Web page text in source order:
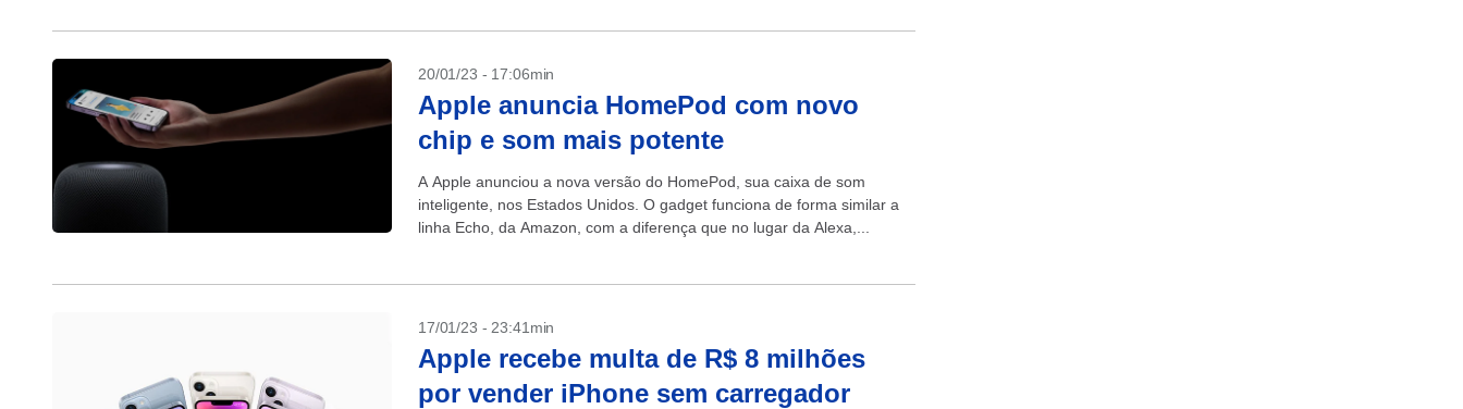
20/01/23 - 17:06min
Apple anuncia HomePod com novo
chip e som mais potente
A Apple anunciou a nova versão do HomePod, sua caixa de som
inteligente, nos Estados Unidos. O gadget funciona de forma similar a
linha Echo, da Amazon, com a diferença que no lugar da Alexa,...
17/01/23 - 23:41min
Apple recebe multa de R$ 8 milhões
por vender iPhone sem carregador